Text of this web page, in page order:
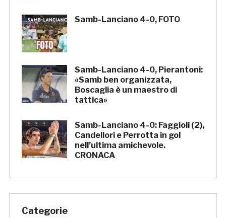
Samb-Lanciano 4-0, FOTO
Samb-Lanciano 4-0, Pierantoni:
«Samb ben organizzata,
Boscaglia è un maestro di
tattica»
Samb-Lanciano 4-0: Faggioli (2),
Candellori e Perrotta in gol
nell’ultima amichevole.
CRONACA
Categorie